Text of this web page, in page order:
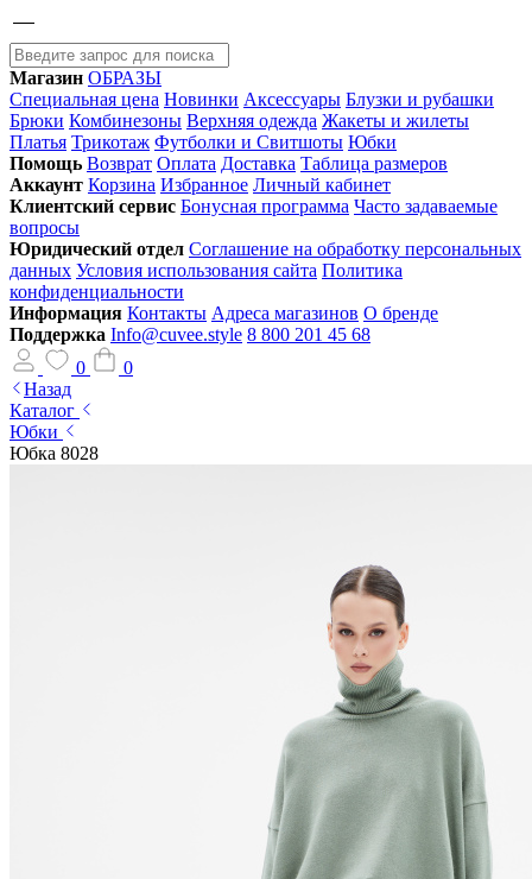
Магазин ОБРАЗЫ
Специальная цена Новинки Аксессуары Блузки и рубашки
Брюки Комбинезоны Верхняя одежда Жакеты и жилеты
Платья Трикотаж Футболки и Свитшоты Юбки
Помощь Возврат Оплата Доставка Таблица размеров
Аккаунт Корзина Избранное Личный кабинет
Клиентский сервис Бонусная программа Часто задаваемые
вопросы
Юридический отдел Соглашение на обработку персональных
данных Условия использования сайта Политика
конфиденциальности
Информация Контакты Адреса магазинов О бренде
Поддержка Info@cuvee.style 8 800 201 45 68
0
0
Назад
Каталог
Юбки
Юбка 8028